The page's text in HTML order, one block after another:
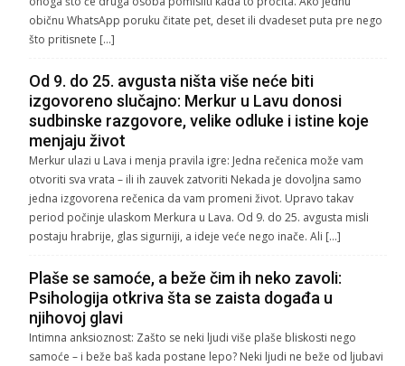
običnu WhatsApp poruku čitate pet, deset ili dvadeset puta pre nego
što pritisnete […]
Od 9. do 25. avgusta ništa više neće biti
izgovoreno slučajno: Merkur u Lavu donosi
sudbinske razgovore, velike odluke i istine koje
menjaju život
Merkur ulazi u Lava i menja pravila igre: Jedna rečenica može vam
otvoriti sva vrata – ili ih zauvek zatvoriti Nekada je dovoljna samo
jedna izgovorena rečenica da vam promeni život. Upravo takav
period počinje ulaskom Merkura u Lava. Od 9. do 25. avgusta misli
postaju hrabrije, glas sigurniji, a ideje veće nego inače. Ali […]
Plaše se samoće, a beže čim ih neko zavoli:
Psihologija otkriva šta se zaista događa u
njihovoj glavi
Intimna anksioznost: Zašto se neki ljudi više plaše bliskosti nego
samoće – i beže baš kada postane lepo? Neki ljudi ne beže od ljubavi